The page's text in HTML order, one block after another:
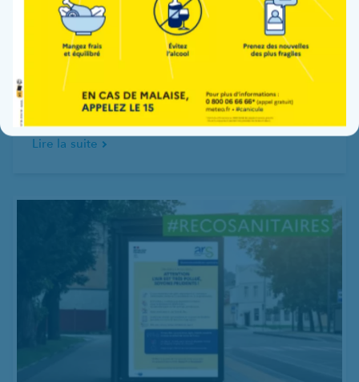
29 juin 2026
Retour sur la semaine qualité de vie et des
conditions de travail
Lire la suite